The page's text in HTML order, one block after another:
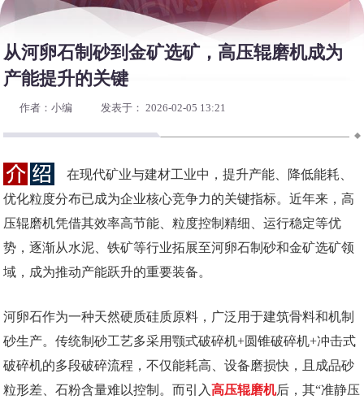
从河卵石制砂到金矿选矿，高压辊磨机成为
产能提升的关键
作者：小编 发表于： 2026-02-05 13:21
在现代矿业与建材工业中，提升产能、降低能耗、
优化粒度分布已成为企业核心竞争力的关键指标。近年来，高
压辊磨机凭借其效率高节能、粒度控制精细、运行稳定等优
势，逐渐从水泥、铁矿等行业拓展至河卵石制砂和金矿选矿领
域，成为推动产能跃升的重要装备。
河卵石作为一种天然硬质硅质原料，广泛用于建筑骨料和机制
砂生产。传统制砂工艺多采用颚式破碎机+圆锥破碎机+冲击式
破碎机的多段破碎流程，不仅能耗高、设备磨损快，且成品砂
粒形差、石粉含量难以控制。而引入高压辊磨机后，其“准静压